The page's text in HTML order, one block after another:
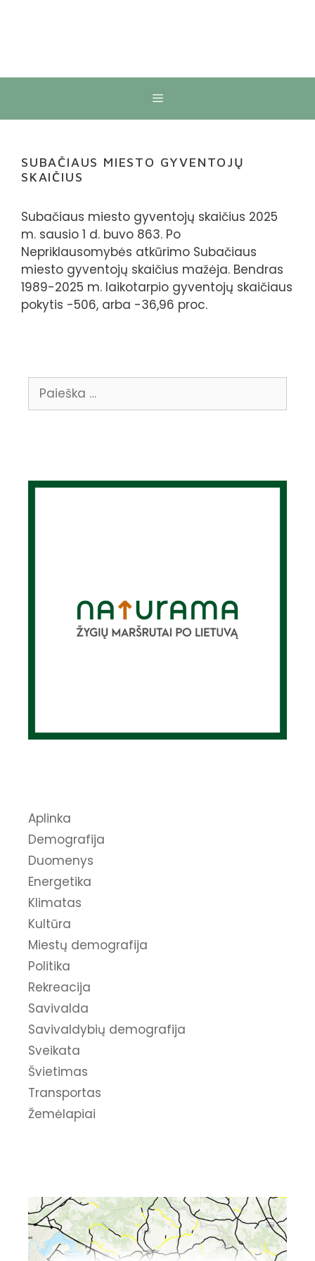
SUBAČIAUS MIESTO GYVENTOJŲ
SKAIČIUS
Subačiaus miesto gyventojų skaičius 2025
m. sausio 1 d. buvo 863. Po
Nepriklausomybės atkūrimo Subačiaus
miesto gyventojų skaičius mažėja. Bendras
1989-2025 m. laikotarpio gyventojų skaičiaus
pokytis -506, arba -36,96 proc.
Ieškoti:
Aplinka
Demografija
Duomenys
Energetika
Klimatas
Kultūra
Miestų demografija
Politika
Rekreacija
Savivalda
Savivaldybių demografija
Sveikata
Švietimas
Transportas
Žemėlapiai